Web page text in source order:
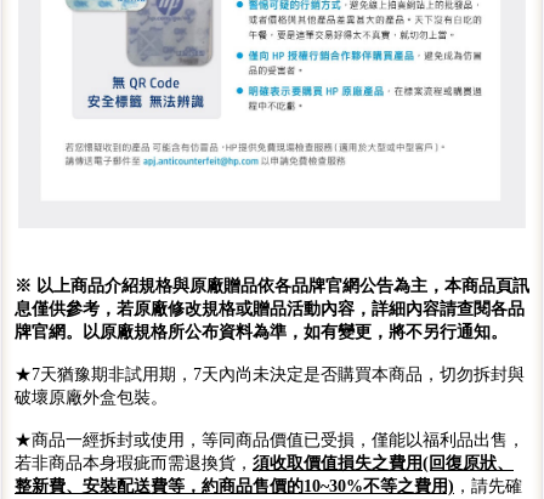
※ 以上商品介紹規格與原廠贈品依各品牌官網公告為主，本商品頁訊
息僅供參考，若原廠修改規格或贈品活動內容，詳細內容請查閱各品
牌官網。以原廠規格所公布資料為準，如有變更，將不另行通知。
★7天猶豫期非試用期，7天內尚未決定是否購買本商品，切勿拆封與
破壞原廠外盒包裝。
★商品一經拆封或使用，等同商品價值已受損，僅能以福利品出售，
若非商品本身瑕疵而需退換貨， 須收取價值損失之費用(回復原狀、
整新費、安裝配送費等，約商品售價的10~30%不等之費用) ，請先確